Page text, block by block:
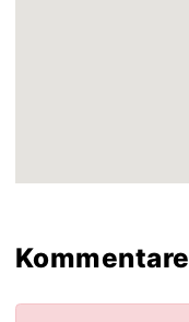
Kommentare